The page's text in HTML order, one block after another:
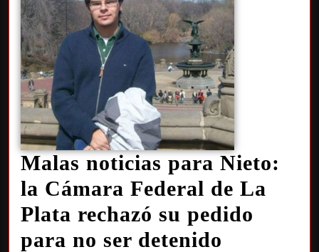
Malas noticias para Nieto:
la Cámara Federal de La
Plata rechazó su pedido
para no ser detenido